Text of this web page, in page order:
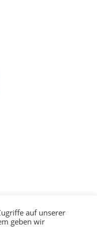
von
auf unserer
geben wir